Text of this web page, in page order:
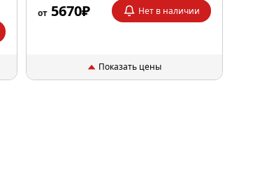
от5670₽ Нет в наличии
Показать цены